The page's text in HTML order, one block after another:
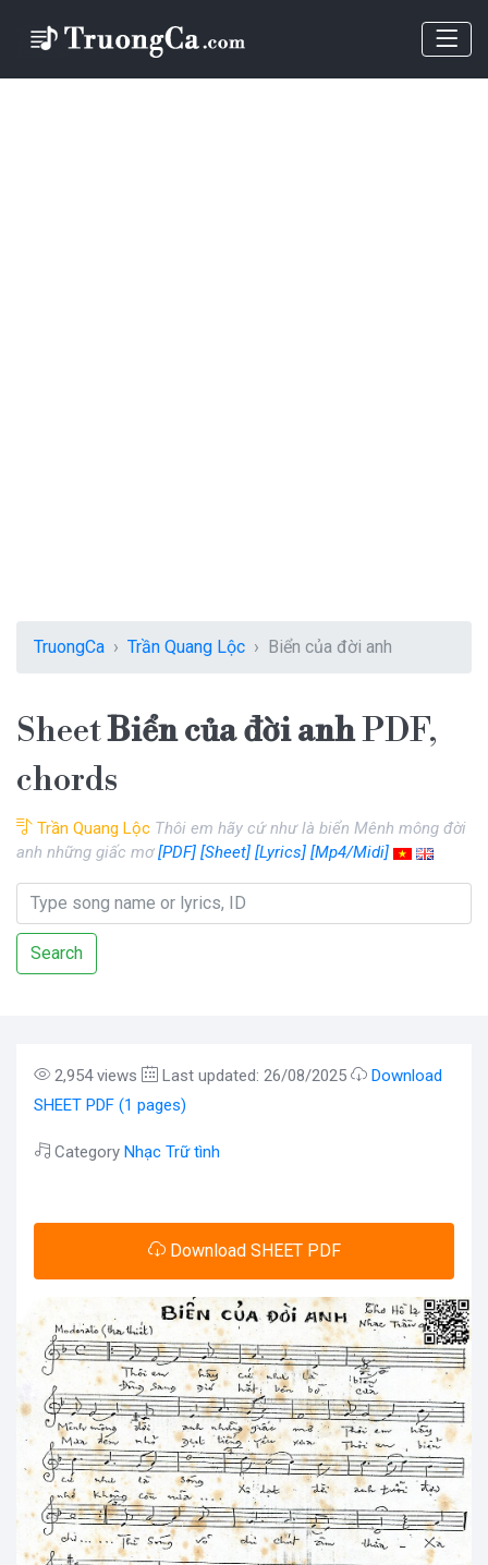
TruongCa Trần Quang Lộc Biển của đời anh
SheetBiển của đời anhPDF,
chords
Trần Quang Lộc Thôi em hãy cứ như là biển Mênh mông đời
anh những giấc mơ[PDF] [Sheet] [Lyrics] [Mp4/Midi]
Search
2,954 views Last updated: 26/08/2025
Download
SHEET PDF (1 pages)
Category Nhạc Trữ tình
Download SHEET PDF